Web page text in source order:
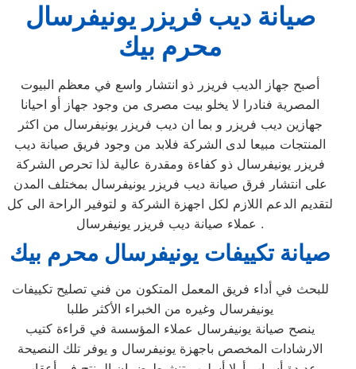
صيانة ديب فريزر يونيفرسال
محرم بيك
أصبح جهاز الديب فريزر ذو انتشار واسع في معظم البيوت
المصرية فنادرا لا يخلو بيت مصرى من وجود جهاز أو احيانا
جهازين ديب فريزر و بما ان ديب فريزر يونيفرسال من اكثر
المنتجات مبيعا لدى الشركة فلابد من وجود فريق صيانة ديب
فريزر يونيفرسال ذو كفاءة ومقدرة عالية لذا تحرص الشركة
على انتشار فرق صيانة ديب فريزر يونيفرسال بمختلف المدن
لتقديم الدعم اللازم لكل اجهزة الشركة و لتوفير الراحة الى كل
عملاء صيانة ديب فريزر يونيفرسال .
صيانة تكييفات يونيفرسال محرم بيك
للبحث في أداء فريق المعمل المتكون من فني تصليح تكييفات
يونيفرسال وغيره من الخبراء الأكثر طلبا
ينصح صيانة يونيفرسال عملاء المؤسسة في قراءة كتيب
الارشادات المخصص باجهزة يونيفرسال و يوفر تلك النصيحة